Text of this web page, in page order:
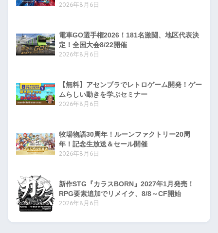
2026年8月6日
電車GO選手権2026！181名激闘、地区代表決
定！全国大会8/22開催
2026年8月6日
【無料】アセンブラでレトロゲーム開発！ゲー
ムらしい動きを学ぶセミナー
2026年8月6日
牧場物語30周年！ルーンファクトリー20周
年！記念生放送＆セール開催
2026年8月6日
新作STG『カラスBORN』2027年1月発売！
RPG要素追加でリメイク、8/8～CF開始
2026年8月6日